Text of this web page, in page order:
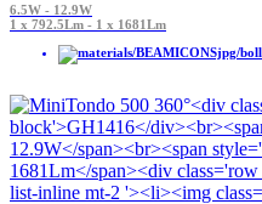
6.5W - 12.9W
1 x 792.5Lm - 1 x 1681Lm